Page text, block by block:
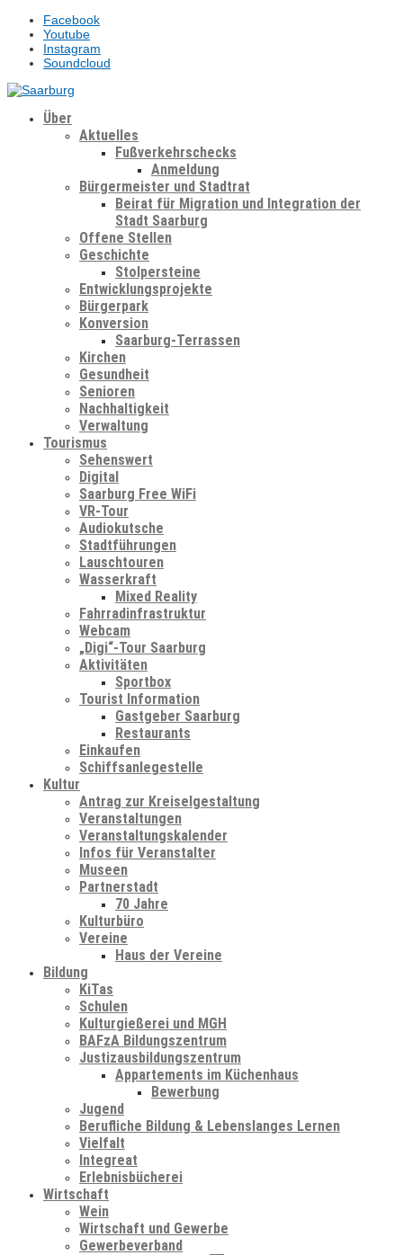
Facebook
Youtube
Instagram
Soundcloud
Über
Aktuelles
Fußverkehrschecks
Anmeldung
Bürgermeister und Stadtrat
Beirat für Migration und Integration der
Stadt Saarburg
Offene Stellen
Geschichte
Stolpersteine
Entwicklungsprojekte
Bürgerpark
Konversion
Saarburg-Terrassen
Kirchen
Gesundheit
Senioren
Nachhaltigkeit
Verwaltung
Tourismus
Sehenswert
Digital
Saarburg Free WiFi
VR-Tour
Audiokutsche
Stadtführungen
Lauschtouren
Wasserkraft
Mixed Reality
Fahrradinfrastruktur
Webcam
„Digi“-Tour Saarburg
Aktivitäten
Sportbox
Tourist Information
Gastgeber Saarburg
Restaurants
Einkaufen
Schiffsanlegestelle
Kultur
Antrag zur Kreiselgestaltung
Veranstaltungen
Veranstaltungskalender
Infos für Veranstalter
Museen
Partnerstadt
70 Jahre
Kulturbüro
Vereine
Haus der Vereine
Bildung
KiTas
Schulen
Kulturgießerei und MGH
BAFzA Bildungszentrum
Justizausbildungszentrum
Appartements im Küchenhaus
Bewerbung
Jugend
Berufliche Bildung & Lebenslanges Lernen
Vielfalt
Integreat
Erlebnisbücherei
Wirtschaft
Wein
Wirtschaft und Gewerbe
Gewerbeverband